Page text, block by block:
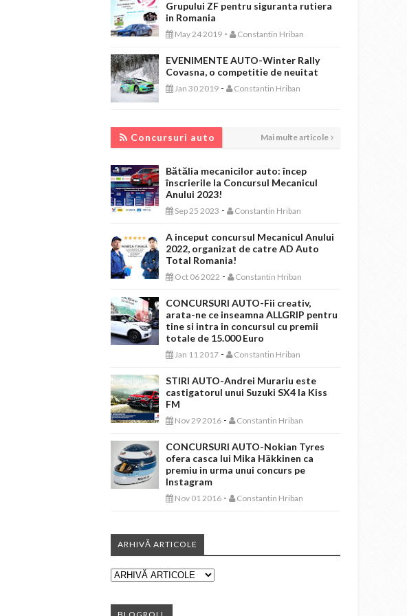
Grupului ZF pentru siguranta rutiera
in Romania
May 24 2019 - Constantin Hriban
EVENIMENTE AUTO-Winter Rally
Covasna, o competitie de neuitat
Jan 30 2019 - Constantin Hriban
Concursuri auto Mai multe articole
Bătălia mecanicilor auto: încep
înscrierile la Concursul Mecanicul
Anului 2023!
Sep 25 2023 - Constantin Hriban
A inceput concursul Mecanicul Anului
2022, organizat de catre AD Auto
Total Romania!
Oct 06 2022 - Constantin Hriban
CONCURSURI AUTO-Fii creativ,
arata-ne ce inseamna ALLGRIP pentru
tine si intra in concursul cu premii
totale de 15.000 Euro
Jan 11 2017 - Constantin Hriban
STIRI AUTO-Andrei Murariu este
castigatorul unui Suzuki SX4 la Kiss
FM
Nov 29 2016 - Constantin Hriban
CONCURSURI AUTO-Nokian Tyres
ofera casca lui Mika Häkkinen ca
premiu in urma unui concurs pe
Instagram
Nov 01 2016 - Constantin Hriban
ARHIVĂ ARTICOLE